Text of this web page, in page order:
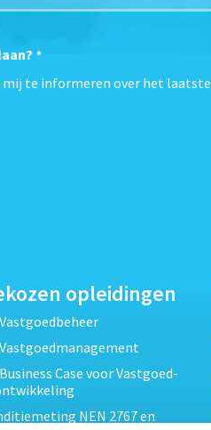
*
mij te informeren over het laatste
opleidingen
Case voor Vastgoed-
NEN 2767 en